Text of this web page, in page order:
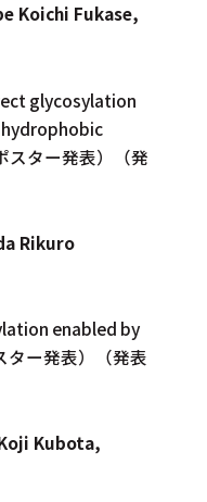
Koichi Fukase,
glycosylation
ター発表）（発
Rikuro
enabled by
ター発表）（発表
Kubota,